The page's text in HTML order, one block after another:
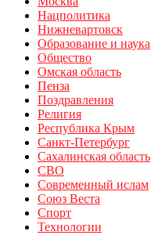
Нацполитика
Нижневартовск
Образование и наука
Общество
Омская область
Пенза
Поздравления
Религия
Республика Крым
Санкт-Петербург
Сахалинская область
СВО
Современный ислам
Союз Веста
Спорт
Технологии